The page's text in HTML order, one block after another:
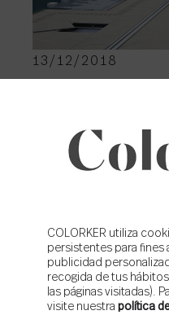
13/12/2018
Email*
Acepto lapolítica de
Acepto que Colorker me
COLORKER utiliza
persistentes para fines
publicidad
recogida de tus
las páginas visitadas).
visite nuestra política